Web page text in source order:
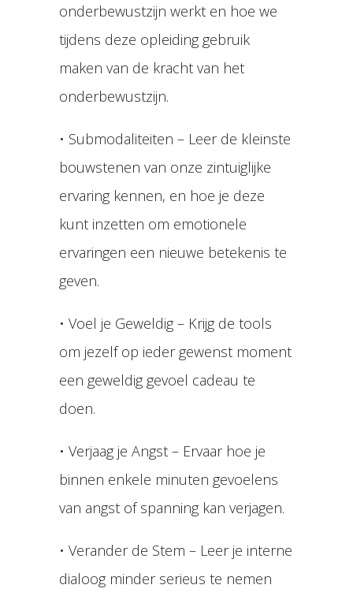
onderbewustzijn werkt en hoe we
tijdens deze opleiding gebruik
maken van de kracht van het
onderbewustzijn.
• Submodaliteiten – Leer de kleinste
bouwstenen van onze zintuiglijke
ervaring kennen, en hoe je deze
kunt inzetten om emotionele
ervaringen een nieuwe betekenis te
geven.
• Voel je Geweldig – Krijg de tools
om jezelf op ieder gewenst moment
een geweldig gevoel cadeau te
doen.
• Verjaag je Angst – Ervaar hoe je
binnen enkele minuten gevoelens
van angst of spanning kan verjagen.
• Verander de Stem – Leer je interne
dialoog minder serieus te nemen